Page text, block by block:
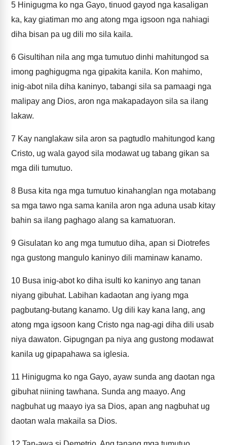
5 Hinigugma ko nga Gayo, tinuod gayod nga kasaligan
ka, kay giatiman mo ang atong mga igsoon nga nahiagi
diha bisan pa ug dili mo sila kaila.
6 Gisultihan nila ang mga tumutuo dinhi mahitungod sa
imong paghigugma nga gipakita kanila. Kon mahimo,
inig-abot nila diha kaninyo, tabangi sila sa pamaagi nga
malipay ang Dios, aron nga makapadayon sila sa ilang
lakaw.
7 Kay nanglakaw sila aron sa pagtudlo mahitungod kang
Cristo, ug wala gayod sila modawat ug tabang gikan sa
mga dili tumutuo.
8 Busa kita nga mga tumutuo kinahanglan nga motabang
sa mga tawo nga sama kanila aron nga aduna usab kitay
bahin sa ilang paghago alang sa kamatuoran.
9 Gisulatan ko ang mga tumutuo diha, apan si Diotrefes
nga gustong mangulo kaninyo dili maminaw kanamo.
10 Busa inig-abot ko diha isulti ko kaninyo ang tanan
niyang gibuhat. Labihan kadaotan ang iyang mga
pagbutang-butang kanamo. Ug dili kay kana lang, ang
atong mga igsoon kang Cristo nga nag-agi diha dili usab
niya dawaton. Gipugngan pa niya ang gustong modawat
kanila ug gipapahawa sa iglesia.
11 Hinigugma ko nga Gayo, ayaw sunda ang daotan nga
gibuhat niining tawhana. Sunda ang maayo. Ang
nagbuhat ug maayo iya sa Dios, apan ang nagbuhat ug
daotan wala makaila sa Dios.